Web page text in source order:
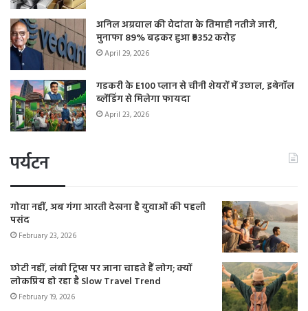
अनिल अग्रवाल की वेदांता के तिमाही नतीजे जारी,
मुनाफा 89% बढ़कर हुआ ₹9352 करोड़
April 29, 2026
गडकरी के E100 प्लान से चीनी शेयरों में उछाल, इथेनॉल
ब्लेंडिंग से मिलेगा फायदा
April 23, 2026
पर्यटन
गोवा नहीं, अब गंगा आरती देखना है युवाओं की पहली
पसंद
February 23, 2026
छोटी नहीं, लंबी ट्रिप्स पर जाना चाहते हैं लोग; क्यों
लोकप्रिय हो रहा है Slow Travel Trend
February 19, 2026